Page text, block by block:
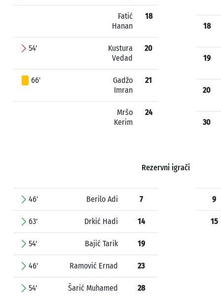
Fatić
Hanan
18
54'
Kustura
Vedad
20
66'
Gadžo
Imran
21
Mršo
Kerim
24
18
19
20
30
Rezervni igrači
46' Berilo Adi 7
63' Drkić Hadi 14
54' Bajić Tarik 19
46' Ramović Ernad 23
54' Šarić Muhamed 28
9
15